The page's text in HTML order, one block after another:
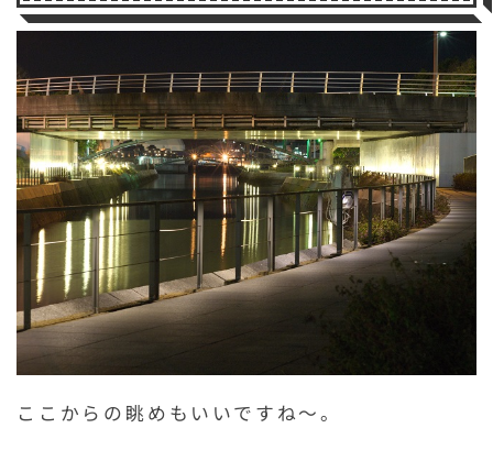
ここからの眺めもいいですね～。